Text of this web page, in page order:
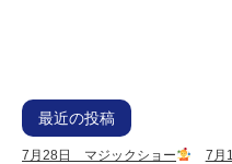
最近の投稿
7月28日 マジックショー
7月